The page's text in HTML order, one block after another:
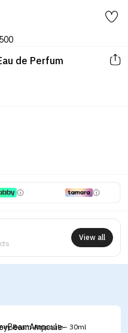
de Perfum
View all
Beam Ampoule - 30ml